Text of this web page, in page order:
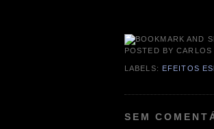
POSTED BYCARLOS
LABELS: EFEITOS
SEM